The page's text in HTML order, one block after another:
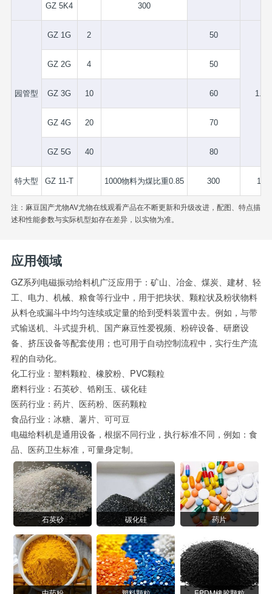
GZ 5K4 300
园管型
GZ 1G 2 50
1.75
GZ 2G 4 50
GZ 3G 10 60
GZ 4G 20 70
GZ 5G 40 80
特大型 GZ 11-T 1000物料为煤比重0.85 300 1.5
注：麻豆国产尤物AV尤物在线观看产品在不断更新和升级改进，配图、特点描
述和性能参数与实际机型如存在差异，以实物为准。
应用领域
GZ系列电磁振动给料机广泛应用于：矿山、冶金、煤炭、建材、轻
工、电力、机械、粮食等行业中，用于把块状、颗粒状及粉状物料
从料仓或漏斗中均匀连续或定量的给到受料装置中去。例如，与带
式输送机、斗式提升机、国产麻豆性爱视频、粉碎设备、研磨设
备、挤压设备等配套使用；也可用于自动控制流程中，实行生产流
程的自动化。
化工行业：塑料颗粒、橡胶粉、PVC颗粒
磨料行业：石英砂、锆刚玉、碳化硅
医药行业：药片、医药粉、医药颗粒
食品行业：冰糖、薯片、可可豆
电磁给料机是通用设备，根据不同行业，执行标准不同，例如：食
品、医药卫生标准，可量身定制。
石英砂 碳化硅 药片